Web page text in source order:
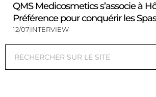
QMS Medicosmetics s’associe à
Préférence pour conquérir les
12/07INTERVIEW